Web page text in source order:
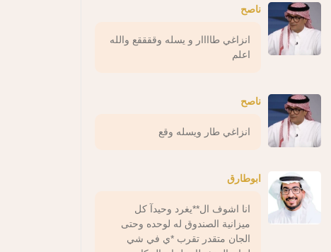
ناصح
انزاغي طاااار و يسله وققققع والله
اعلم
ناصح
انزاغي طار ويسله وقع
ابوطارق
انا اشوف ال**يغرد وحيدآ كل
ميزانية الصندوق له لوحده وحتى
الجان متقدر تقرب *ي في شي